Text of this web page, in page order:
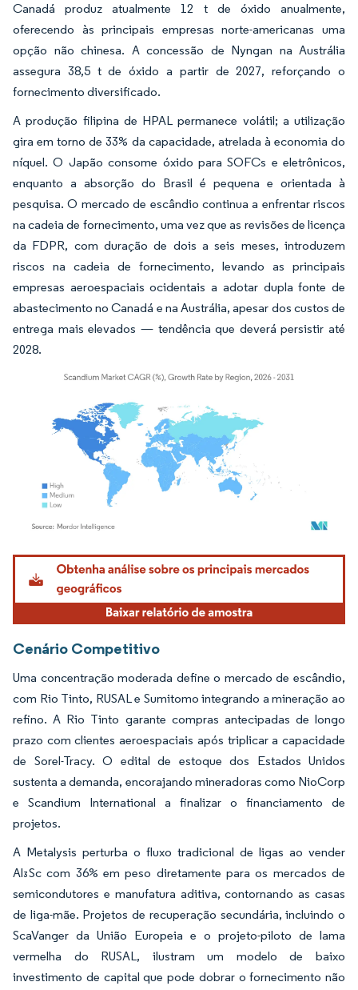
Canadá produz atualmente 12 t de óxido anualmente,
oferecendo às principais empresas norte-americanas uma
opção não chinesa. A concessão de Nyngan na Austrália
assegura 38,5 t de óxido a partir de 2027, reforçando o
fornecimento diversificado.
A produção filipina de HPAL permanece volátil; a utilização
gira em torno de 33% da capacidade, atrelada à economia do
níquel. O Japão consome óxido para SOFCs e eletrônicos,
enquanto a absorção do Brasil é pequena e orientada à
pesquisa. O mercado de escândio continua a enfrentar riscos
na cadeia de fornecimento, uma vez que as revisões de licença
da FDPR, com duração de dois a seis meses, introduzem
riscos na cadeia de fornecimento, levando as principais
empresas aeroespaciais ocidentais a adotar dupla fonte de
abastecimento no Canadá e na Austrália, apesar dos custos de
entrega mais elevados — tendência que deverá persistir até
2028.
Imagem © Mordor Intelligence. O reuso requer atribuição conforme CC BY 4.0.
Cenário Competitivo
Uma concentração moderada define o mercado de escândio,
com Rio Tinto, RUSAL e Sumitomo integrando a mineração ao
refino. A Rio Tinto garante compras antecipadas de longo
prazo com clientes aeroespaciais após triplicar a capacidade
de Sorel-Tracy. O edital de estoque dos Estados Unidos
sustenta a demanda, encorajando mineradoras como NioCorp
e Scandium International a finalizar o financiamento de
projetos.
A Metalysis perturba o fluxo tradicional de ligas ao vender
Al₃Sc com 36% em peso diretamente para os mercados de
semicondutores e manufatura aditiva, contornando as casas
de liga-mãe. Projetos de recuperação secundária, incluindo o
ScaVanger da União Europeia e o projeto-piloto de lama
vermelha do RUSAL, ilustram um modelo de baixo
investimento de capital que pode dobrar o fornecimento não